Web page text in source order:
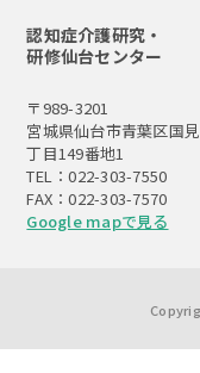
認知症介護研究・
研修仙台センター
〒989-3201
宮城県仙台市青葉区国
丁目149番地1
TEL：022-303-7550
FAX：022-303-7570
Google mapで見る